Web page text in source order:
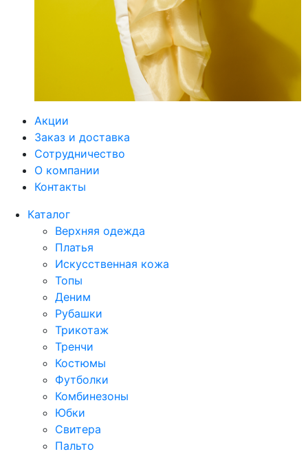
Акции
Заказ и доставка
Сотрудничество
О компании
Контакты
Каталог
Верхняя одежда
Платья
Искусственная кожа
Топы
Деним
Рубашки
Трикотаж
Тренчи
Костюмы
Футболки
Комбинезоны
Юбки
Свитера
Пальто